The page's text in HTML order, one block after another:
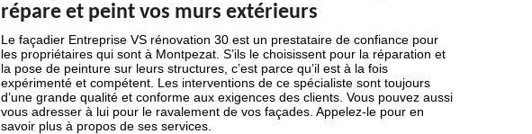
répare et peint vos murs extérieurs
Le façadier Entreprise VS rénovation 30 est un prestataire de confiance pour
les propriétaires qui sont à Montpezat. S’ils le choisissent pour la réparation et
la pose de peinture sur leurs structures, c’est parce qu’il est à la fois
expérimenté et compétent. Les interventions de ce spécialiste sont toujours
d’une grande qualité et conforme aux exigences des clients. Vous pouvez aussi
vous adresser à lui pour le ravalement de vos façades. Appelez-le pour en
savoir plus à propos de ses services.